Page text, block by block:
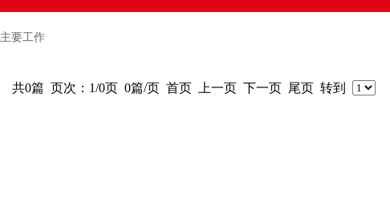
主要工作
共0篇 页次：1/0页 0篇/页 首页 上一页 下一页 尾页 转到